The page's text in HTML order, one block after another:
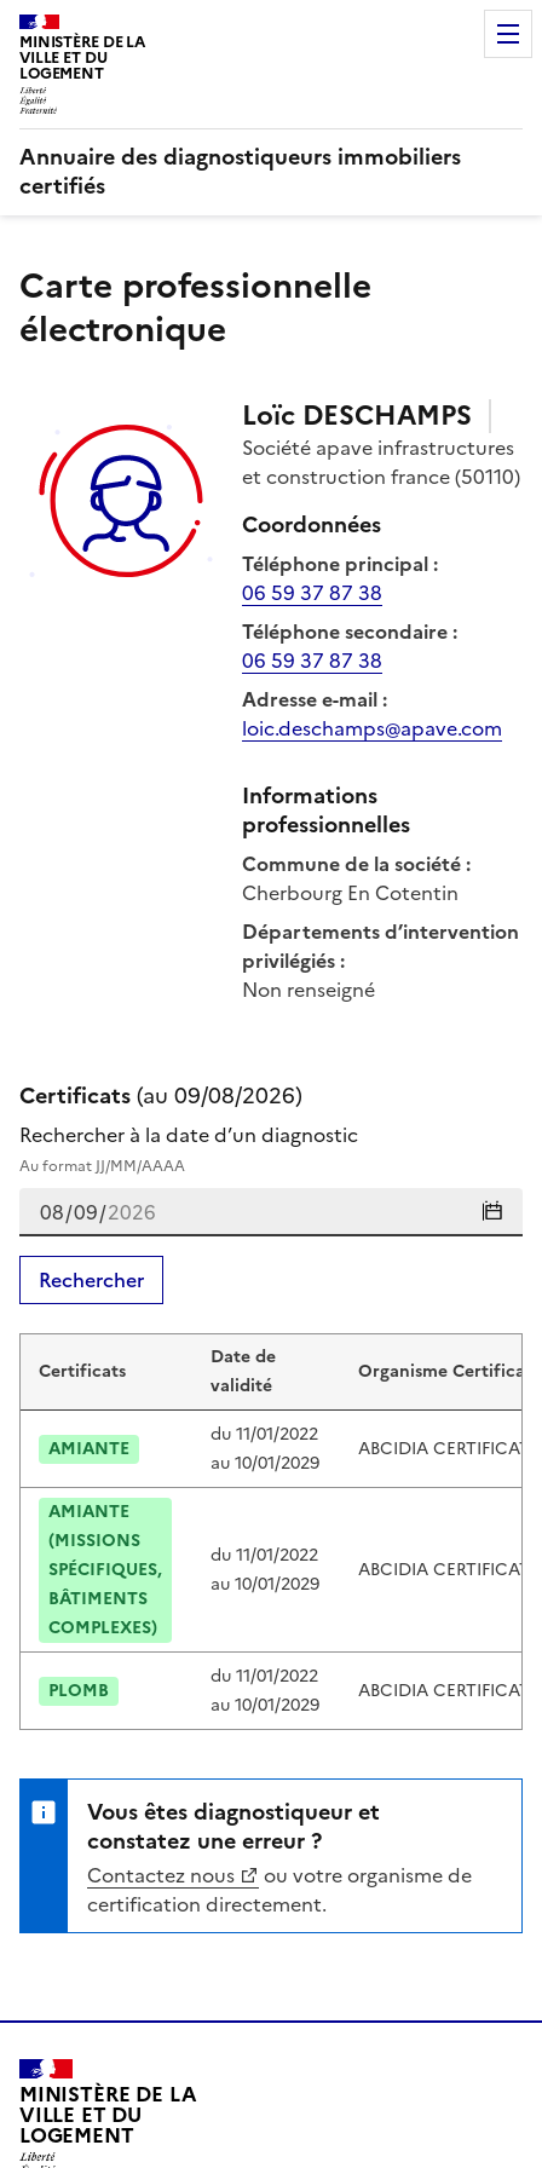
MINISTÈRE DE LA
VILLE ET DU
LOGEMENT
Annuaire des diagnostiqueurs immobiliers
certifiés
Carte professionnelle
électronique
Loïc DESCHAMPS
Société apave infrastructures
et construction france(50110)
Coordonnées
Téléphone principal:
06 59 37 87 38
Téléphone secondaire:
06 59 37 87 38
Adresse e-mail:
loic.deschamps@apave.com
Informations
professionnelles
Commune de la société:
Cherbourg En Cotentin
Départements d’intervention
privilégiés:
Non renseigné
Certificats(au 09/08/2026)
Rechercher à la date d’un diagnostic
Au format JJ/MM/AAAA
Rechercher
Certificats de loïc deschamps
Certificats
Date de
validité
Organisme
AMIANTE
du11/01/2022
au10/01/2029
ABCIDIA
AMIANTE
(MISSIONS
SPÉCIFIQUES,
BÂTIMENTS
COMPLEXES)
du11/01/2022
au10/01/2029
ABCIDIA
PLOMB
du11/01/2022
au10/01/2029
ABCIDIA
Vous êtes diagnostiqueur et
constatez une erreur ?
Contactez nous
ou votre organisme de
certification directement.
MINISTÈRE DE LA
VILLE ET DU
LOGEMENT